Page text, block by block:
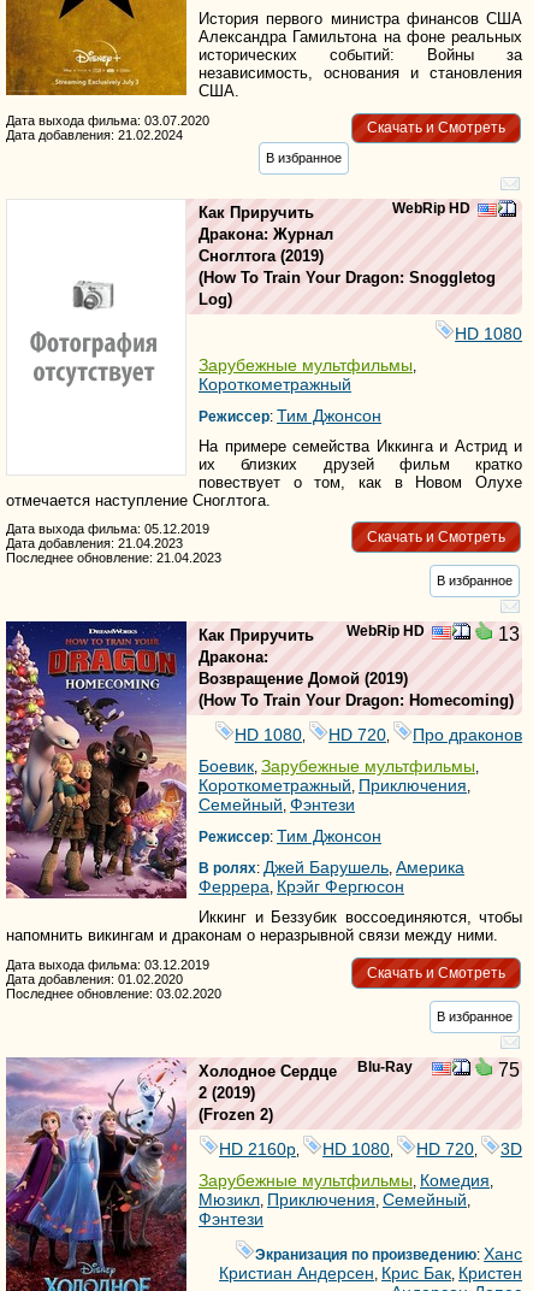
История первого министра финансов США
Александра Гамильтона на фоне реальных
исторических событий: Войны за
независимость, основания и становления
США.
Скачать и Смотреть
Дата выхода фильма: 03.07.2020
Дата добавления: 21.02.2024
В избранное
WebRip HD
Как Приручить
Дракона: Журнал
Сноглтога(2019)
(How To Train Your Dragon: Snoggletog
Log)
HD 1080
Зарубежные мультфильмы
Короткометражный
Режиссер: Тим Джонсон
На примере семейства Иккинга и Астрид и
их близких друзей фильм кратко
повествует о том, как в Новом Олухе
отмечается наступление Сноглтога.
Скачать и Смотреть
Дата выхода фильма: 05.12.2019
Дата добавления: 21.04.2023
Последнее обновление: 21.04.2023
В избранное
WebRip HD 13
Как Приручить
Дракона:
Возвращение Домой (2019)
(How To Train Your Dragon: Homecoming)
HD 1080 HD 720
Про драконов
Боевик, Зарубежные мультфильмы,
Короткометражный, Приключения,
Семейный, Фэнтези
Режиссер: Тим Джонсон
В ролях: Джей Барушель, Америка
Феррера, Крэйг Фергюсон
Иккинг и Беззубик воссоединяются, чтобы
напомнить викингам и драконам о неразрывной связи между ними.
Скачать и Смотреть
Дата выхода фильма: 03.12.2019
Дата добавления: 01.02.2020
Последнее обновление: 03.02.2020
В избранное
Blu-Ray 75
Холодное Сердце
2 (2019)
(Frozen 2)
HD 2160р HD 1080 HD 720
3D
Зарубежные мультфильмы, Комедия,
Мюзикл, Приключения, Семейный,
Фэнтези
Экранизация по произведению:Ханс
Кристиан Андерсен, Крис Бак, Кристен